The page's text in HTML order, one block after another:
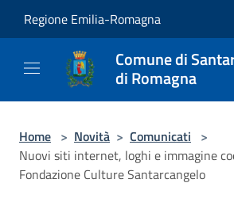
Regione Emilia-Romagna
Comune di
di Romagna
Home > Novità > Comunicati >
Nuovi siti internet, loghi e immagine
Fondazione Culture Santarcangelo